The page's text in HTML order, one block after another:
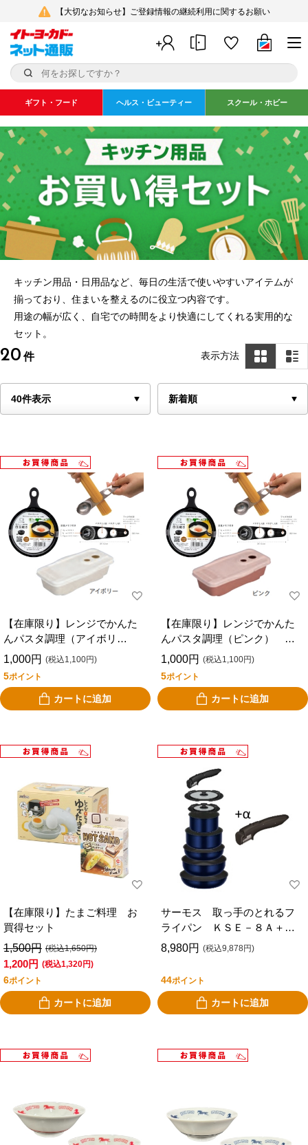
【大切なお知らせ】ご登録情報の継続利用に関するお願い
ギフト・フード ヘルス・ビューティー スクール・ホビー
キッチン用品・日用品など、毎日の生活で使いやすいアイテムが
揃っており、住まいを整えるのに役立つ内容です。
用途の幅が広く、自宅での時間をより快適にしてくれる実用的な
セット。
20 件 表示方法
【在庫限り】レンジでかんた
んパスタ調理（アイボリ
ー） お買得セット
1,000円 (税込1,100円)
5ポイント
カートに追加
【在庫限り】レンジでかんた
んパスタ調理（ピンク） お
買得セット
1,000円 (税込1,100円)
5ポイント
カートに追加
【在庫限り】たまご料理 お
買得セット
1,500円 (税込1,650円)
1,200円 (税込1,320円)
6ポイント
カートに追加
サーモス 取っ手のとれるフ
ライパン ＫＳＥ－８Ａ＋ハ
ンドルおまけ付き お買得セ
8,980円 (税込9,878円)
44ポイント
カートに追加